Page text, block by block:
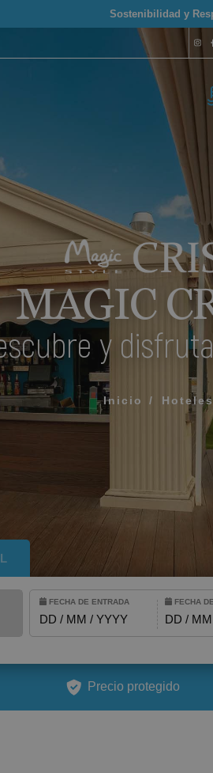
Sostenibilidad y
tus
lo
TELÉFONO
HORARIO PREFERIDO PARA QUE TE LLAMEMOS
los términos y las condiciones de
ENVIAR
MAGIC
y
Inicio
Resort
Resort
GANDÍA
FECHA DE ENTRADA
DD / MM / YYYY
FECHA
DD /
Precio protegido